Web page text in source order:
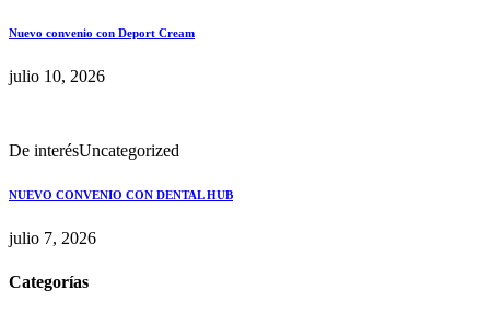
Nuevo convenio con Deport Cream
julio 10, 2026
De interésUncategorized
NUEVO CONVENIO CON DENTAL HUB
julio 7, 2026
Categorías